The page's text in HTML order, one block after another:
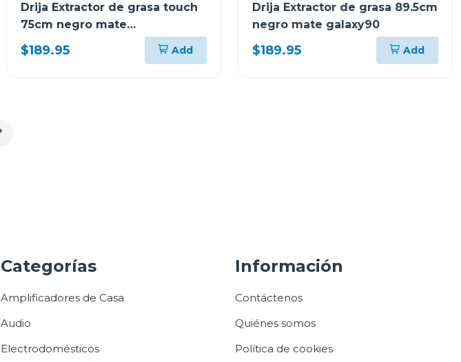
Drija Extractor de grasa touch
75cm negro mate
prismatouch76
$189.95 Add
Drija Extractor de grasa 89.5cm
negro mate galaxy90
$189.95 Add
Categorías
Amplificadores de Casa
Audio
Electrodomésticos
Información
Contáctenos
Quiénes somos
Política de cookies